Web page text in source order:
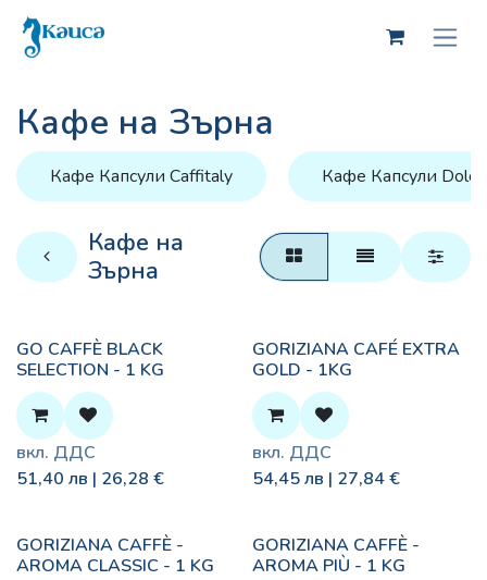
Skip to Content
Кафе на Зърна
Кафе Капсули Caffitaly Кафе Капсули
Кафе на
Зърна
GO CAFFÈ BLACK
SELECTION - 1 KG
вкл. ДДС
51,40 лв | 26,28 €
GORIZIANA CAFÉ EXTRA
GOLD - 1KG
вкл. ДДС
54,45лв | 27,84€
GORIZIANA CAFFÈ -
AROMA CLASSIC - 1 KG
GORIZIANA CAFFÈ -
AROMA PIÙ - 1 KG